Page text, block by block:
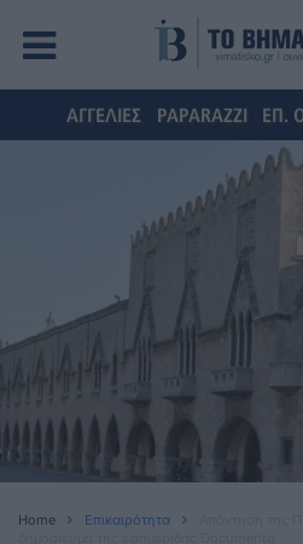
ΑΓΓΕΛΙΕΣ PAPARAZZI ΕΠ.
Home Επικαιρότητα